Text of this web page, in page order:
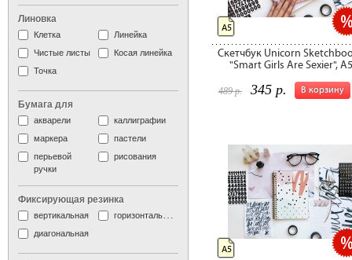
Скетчбук Unicorn
"Smart Girls Are Sexier", А5
В корзину
489 р. 345 р.
А5
А5
Линовка
Клетка
Линейка
Чистые листы
Косая линейка
Точка
Бумага для
акварели
каллиграфии
маркера
пастели
перьевой
ручки
рисования
Фиксирующая резинка
вертикальная
горизонтальная
диагональная